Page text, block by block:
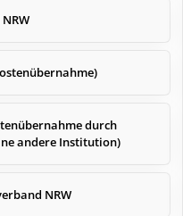
durch
andere Institution)
NRW